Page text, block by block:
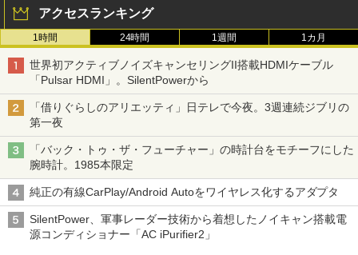
アクセスランキング
1時間 24時間 1週間 1カ月
世界初アクティブノイズキャンセリングII搭載HDMIケーブル
「Pulsar HDMI」。SilentPowerから
「借りぐらしのアリエッティ」日テレで今夜。3週連続ジブリの
第一夜
「バック・トゥ・ザ・フューチャー」の時計台をモチーフにした
腕時計。1985本限定
純正の有線CarPlay/Android Autoをワイヤレス化するアダプタ
SilentPower、軍事レーダー技術から着想したノイキャン搭載電
源コンディショナー「AC iPurifier2」